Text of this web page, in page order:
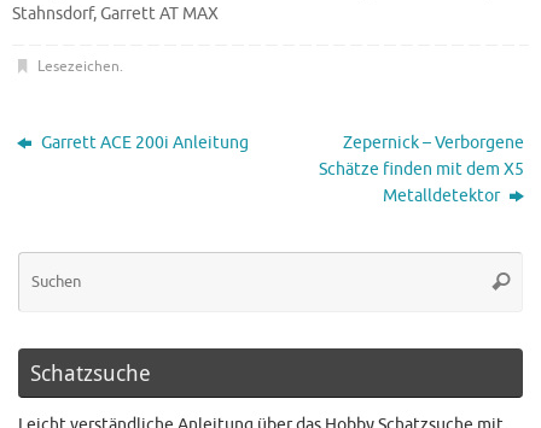
Stahnsdorf, Garrett AT MAX
Lesezeichen.
Garrett ACE 200i Anleitung
Zepernick – Verborgene
Schätze finden mit dem X5
Metalldetektor
Schatzsuche